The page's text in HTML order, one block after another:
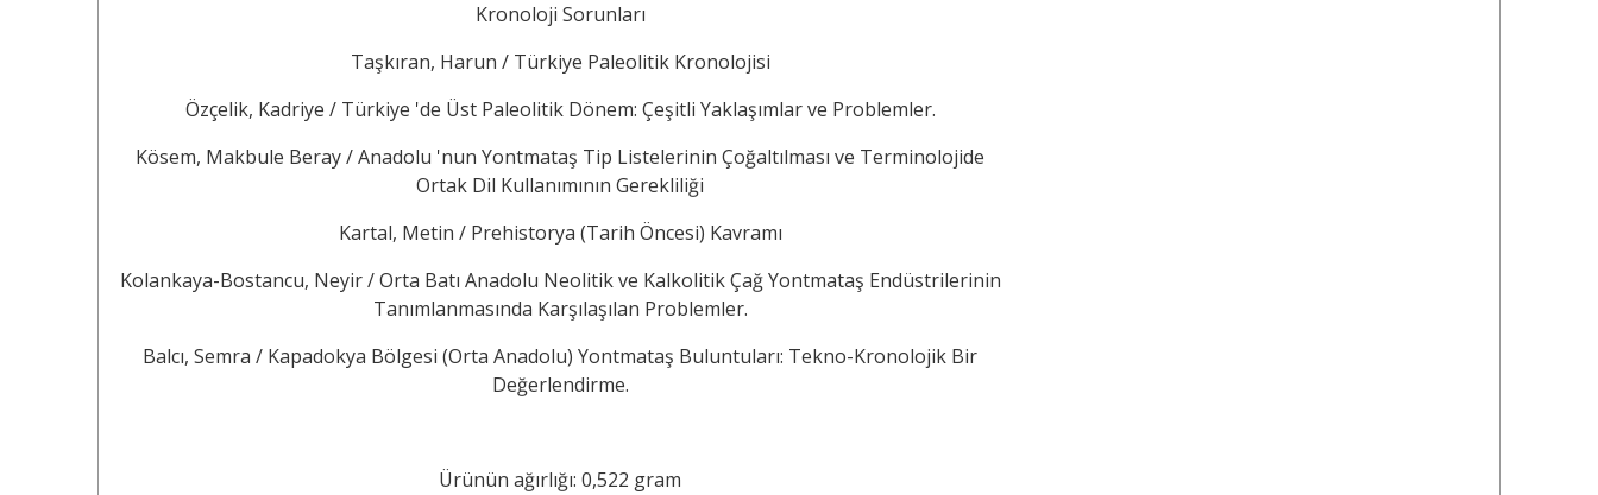
Kronoloji Sorunları
Taşkıran, Harun / Türkiye Paleolitik Kronolojisi
Özçelik, Kadriye / Türkiye 'de Üst Paleolitik Dönem: Çeşitli Yaklaşımlar ve Problemler.
Kösem, Makbule Beray / Anadolu 'nun Yontmataş Tip Listelerinin Çoğaltılması ve Terminolojide
Ortak Dil Kullanımının Gerekliliği
Kartal, Metin / Prehistorya (Tarih Öncesi) Kavramı
Kolankaya-Bostancu, Neyir / Orta Batı Anadolu Neolitik ve Kalkolitik Çağ Yontmataş Endüstrilerinin
Tanımlanmasında Karşılaşılan Problemler.
Balcı, Semra / Kapadokya Bölgesi (Orta Anadolu) Yontmataş Buluntuları: Tekno-Kronolojik Bir
Değerlendirme.
Ürünün ağırlığı: 0,522 gram